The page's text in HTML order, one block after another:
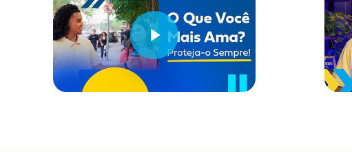
Reproduzir Vídeo